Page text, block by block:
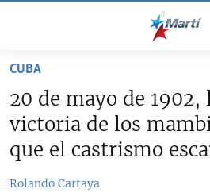
accesibilidad
contenido
principal
CUBA
ESTADOS UNIDOS
CUBA
20 de mayo de
victoria de los
que el castrismo
Rolando Cartaya